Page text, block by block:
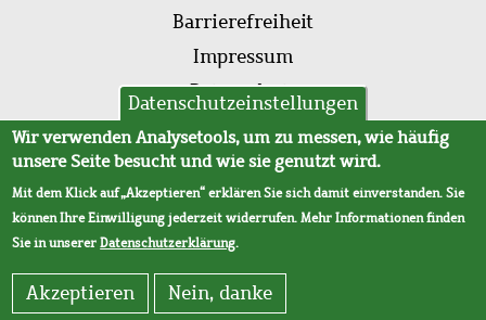
Barrierefreiheit
Impressum
Datenschutz
AVB
Datenschutzeinstellungen
Wir verwenden Analysetools, um zu messen, wie häufig
unsere Seite besucht und wie sie genutzt wird.
Mit dem Klick auf „Akzeptieren“ erklären Sie sich damit einverstanden. Sie
können Ihre Einwilligung jederzeit widerrufen. Mehr Informationen finden
Sie in unsererDatenschutzerklärung.
Akzeptieren Nein, danke